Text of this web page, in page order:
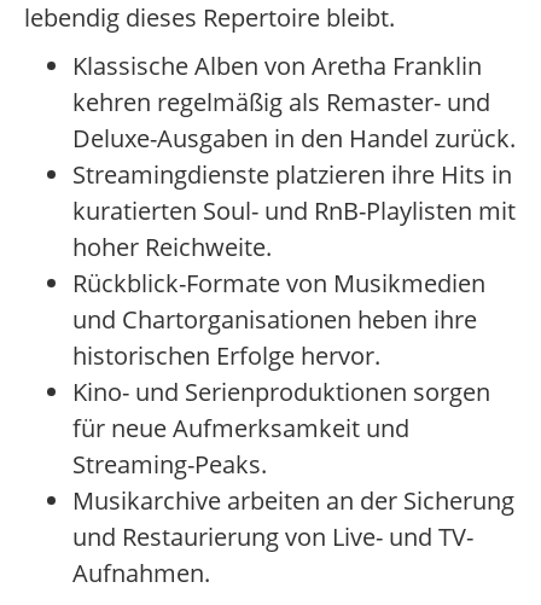
lebendig dieses Repertoire bleibt.
Klassische Alben von Aretha Franklin
kehren regelmäßig als Remaster- und
Deluxe-Ausgaben in den Handel zurück.
Streamingdienste platzieren ihre Hits in
kuratierten Soul- und RnB-Playlisten mit
hoher Reichweite.
Rückblick-Formate von Musikmedien
und Chartorganisationen heben ihre
historischen Erfolge hervor.
Kino- und Serienproduktionen sorgen
für neue Aufmerksamkeit und
Streaming-Peaks.
Musikarchive arbeiten an der Sicherung
und Restaurierung von Live- und TV-
Aufnahmen.